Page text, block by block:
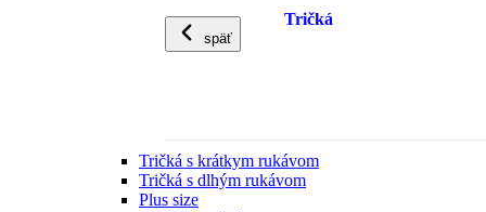
späť
Tričká
Tričká s krátkym rukávom
Tričká s dlhým rukávom
Plus size